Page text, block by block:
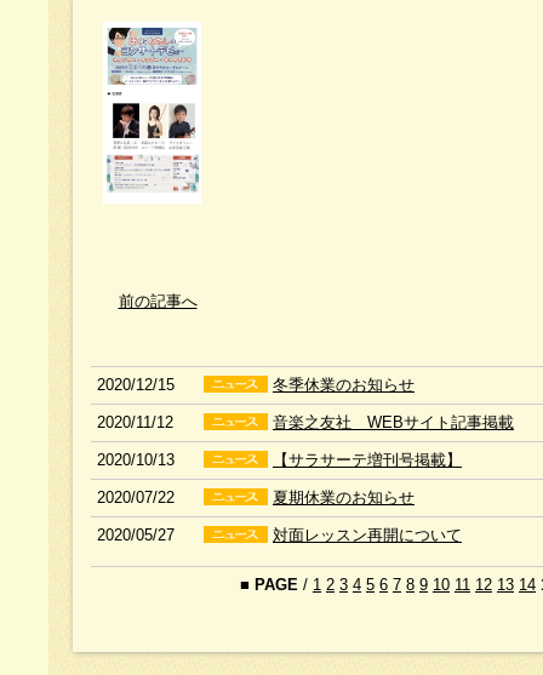
前の記事へ
2020/12/15 冬季休業のお知らせ
2020/11/12 音楽之友社 WEBサイト記事掲載
2020/10/13 【サラサーテ増刊号掲載】
2020/07/22 夏期休業のお知らせ
2020/05/27 対面レッスン再開について
■ PAGE / 1 2 3 4 5 6 7 8 9 10 11 12 13 14